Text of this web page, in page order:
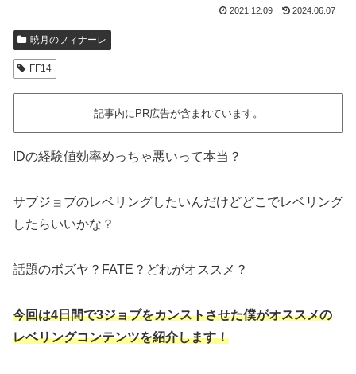
2021.12.09 2024.06.07
暁月のフィナーレ
FF14
記事内にPR広告が含まれています。
IDの経験値効率めっちゃ悪いって本当？
サブジョブのレベリングしたいんだけどどこでレベリング
したらいいかな？
話題のボズヤ？FATE？どれがオススメ？
今回は4日間で3ジョブをカンストさせた僕がオススメの
レベリングコンテンツを紹介します！